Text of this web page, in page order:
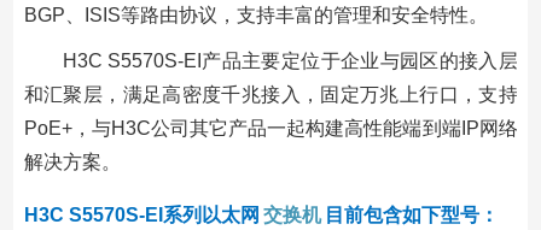
BGP、ISIS等路由协议，支持丰富的管理和安全特性。
H3C S5570S-EI产品主要定位于企业与园区的接入层
和汇聚层，满足高密度千兆接入，固定万兆上行口，支持
PoE+，与H3C公司其它产品一起构建高性能端到端IP网络
解决方案。
H3C S5570S-EI系列以太网 交换机 目前包含如下型号：